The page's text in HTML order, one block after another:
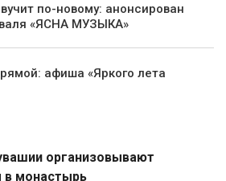
по-новому: анонсирован
«ЯСНА МУЗЫКА»
афиша «Яркого лета
организовывают
в монастырь